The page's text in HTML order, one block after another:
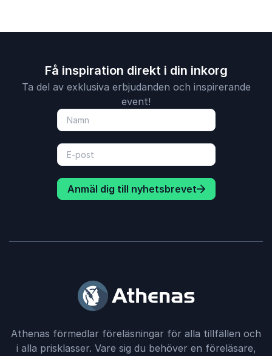
Få inspiration direkt i din inkorg
Ta del av exklusiva erbjudanden och inspirerande
event!
Anmäl dig till nyhetsbrevet
Athenas förmedlar föreläsningar för alla tillfällen och
i alla prisklasser. Vare sig du behöver en föreläsare,